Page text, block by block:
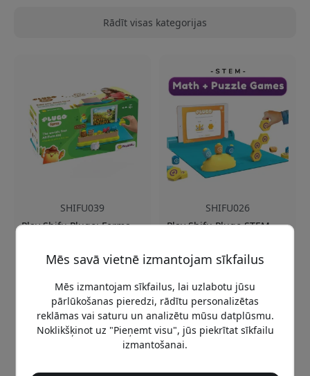
Rādīt visas kategorijas
SHIFU039
Play Shifu Plugo: Ferma –
fermas tematiku, figūrām
Uz AR balstītas STEM
spēles
Fiziskās figūriņas un
spēles bāze
SHIFU026
Play Shifu Plugo STEM
4 līdz 10 gadiem ar spēļu
komplektu, lietotni un 8
valodām
Ar AR darbināma
izglītojoša spēļu sistēma
Komplektā iekļauti trīs
savstarpēji maināmie
Bērniem no 4 līdz 10
Mēs savā vietnē izmantojam sīkfailus
Mēs izmantojam sīkfailus, lai uzlabotu jūsu
pārlūkošanas pieredzi, rādītu personalizētas
reklāmas vai saturu un analizētu mūsu datplūsmu.
Noklikšķinot uz "Pieņemt visu", jūs piekrītat sīkfailu
izmantošanai.